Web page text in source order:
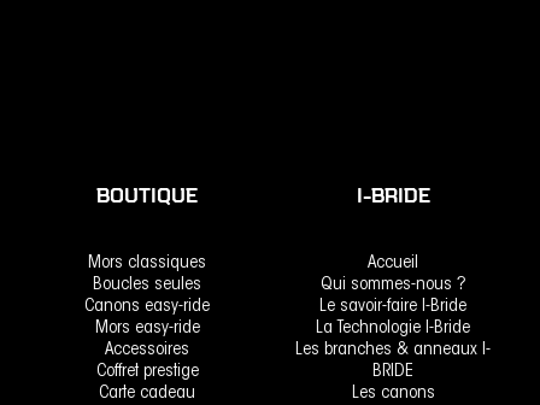
BOUTIQUE
Mors classiques
Boucles seules
Canons easy-ride
Mors easy-ride
Accessoires
Coffret prestige
Carte cadeau
I-BRIDE
Accueil
Qui sommes-nous ?
Le savoir-faire I-Bride
La Technologie I-Bride
Les branches & anneaux I-
BRIDE
Les canons